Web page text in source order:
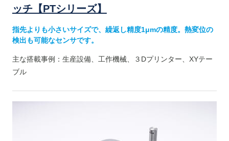
ッチ【PTシリーズ】
指先よりも小さいサイズで、繰返し精度1μmの精度。熱変位の
検出も可能なセンサです。
主な搭載事例：生産設備、工作機械、３Dプリンター、XYテー
ブル